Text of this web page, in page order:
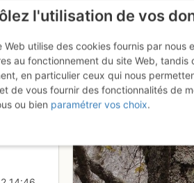
mise à jour du site,si certaines
en Chartreuse
l'utilisation de vos
Web utilise des cookies fournis par nous
au fonctionnement du site Web,
en particulier ceux qui nous
de vous fournir des fonctionnalités de
ou bien paramétrer vos choix.